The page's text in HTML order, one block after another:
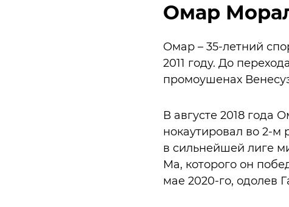
Омар
Омар – 35-летний
2011 году. До
промоушенах
В августе 2018 года
нокаутировал во 2-м
в сильнейшей лиге
Ма, которого он
мае 2020-го, одолев